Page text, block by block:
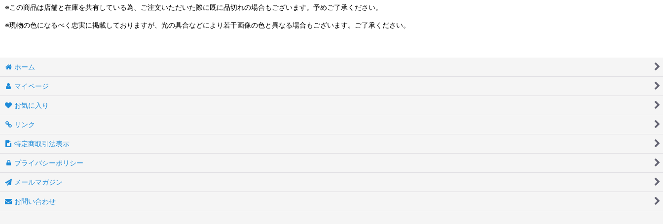
※この商品は店舗と在庫を共有している為、ご注文いただいた際に既に品切れの場合もございます。予めご了承ください。
※現物の色になるべく忠実に掲載しておりますが、光の具合などにより若干画像の色と異なる場合もございます。ご了承ください。
ホーム
マイページ
お気に入り
リンク
特定商取引法表示
プライバシーポリシー
メールマガジン
お問い合わせ